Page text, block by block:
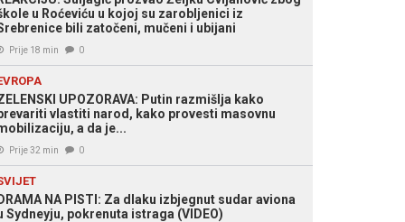
u Roćeviću u kojoj su zarobljenici iz
bili zatočeni, mučeni i ubijani
Prije 18 min 0
UPOZORAVA: Putin razmišlja kako
vlastiti narod, kako provesti masovnu
a da je...
Prije 32 min 0
NA PISTI: Za dlaku izbjegnut sudar aviona
Sydneyju, pokrenuta istraga (VIDEO)